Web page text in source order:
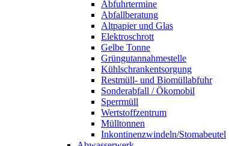
Abfuhrtermine
Abfallberatung
Altpapier und Glas
Elektroschrott
Gelbe Tonne
Grüngutannahmestelle
Kühlschrankentsorgung
Restmüll- und Biomüllabfuhr
Sonderabfall / Ökomobil
Sperrmüll
Wertstoffzentrum
Mülltonnen
Inkontinenzwindeln/Stomabeutel